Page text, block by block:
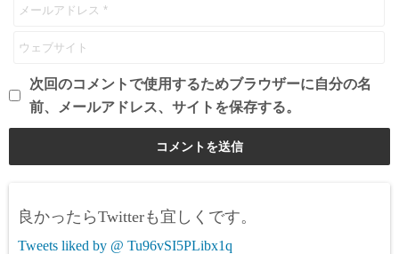
次回のコメントで使用するためブラウザーに自分の名
前、メールアドレス、サイトを保存する。
良かったらTwitterも宜しくです。
Tweets liked by @ Tu96vSI5PLibx1q